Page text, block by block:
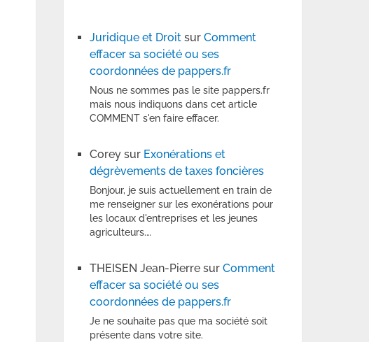
Juridique et Droit surComment
effacer sa société ou ses
coordonnées de pappers.fr
Nous ne sommes pas le site pappers.fr
mais nous indiquons dans cet article
COMMENT s'en faire effacer.
Corey sur Exonérations et
dégrèvements de taxes foncières
Bonjour, je suis actuellement en train de
me renseigner sur les exonérations pour
les locaux d'entreprises et les jeunes
agriculteurs.…
THEISEN Jean-Pierre surComment
effacer sa société ou ses
coordonnées de pappers.fr
Je ne souhaite pas que ma société soit
présente dans votre site.